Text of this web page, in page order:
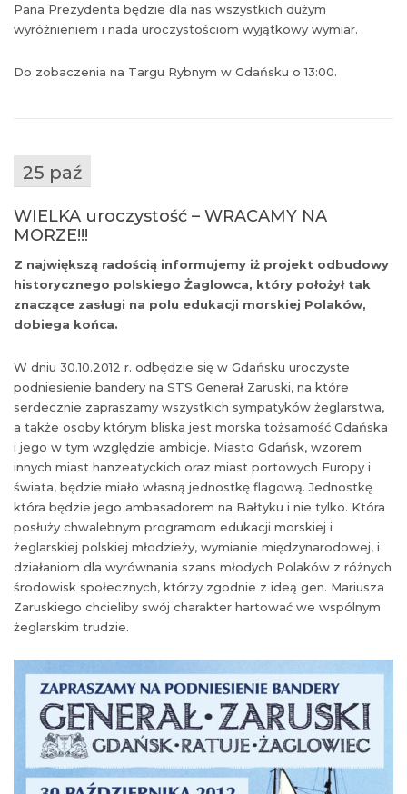
Pana Prezydenta będzie dla nas wszystkich dużym
wyróżnieniem i nada uroczystościom wyjątkowy wymiar.
Do zobaczenia na Targu Rybnym w Gdańsku o 13:00.
25 paź
WIELKA uroczystość – WRACAMY NA
MORZE!!!
Z największą radością informujemy iż projekt odbudowy
historycznego polskiego Żaglowca, który położył tak
znaczące zasługi na polu edukacji morskiej Polaków,
dobiega końca.
W dniu 30.10.2012 r. odbędzie się w Gdańsku uroczyste
podniesienie bandery na STS Generał Zaruski, na które
serdecznie zapraszamy wszystkich sympatyków żeglarstwa,
a także osoby którym bliska jest morska tożsamość Gdańska
i jego w tym względzie ambicje. Miasto Gdańsk, wzorem
innych miast hanzeatyckich oraz miast portowych Europy i
świata, będzie miało własną jednostkę flagową. Jednostkę
która będzie jego ambasadorem na Bałtyku i nie tylko. Która
posłuży chwalebnym programom edukacji morskiej i
żeglarskiej polskiej młodzieży, wymianie międzynarodowej, i
działaniom dla wyrównania szans młodych Polaków z różnych
środowisk społecznych, którzy zgodnie z ideą gen. Mariusza
Zaruskiego chcieliby swój charakter hartować we wspólnym
żeglarskim trudzie.